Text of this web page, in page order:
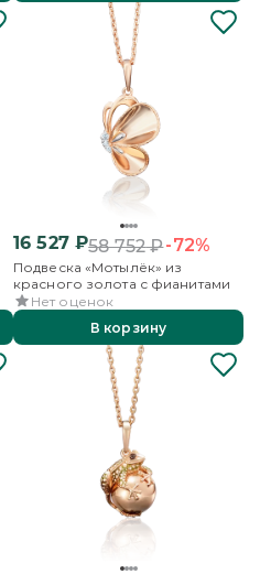
16 527₽58 752₽-72%
Подвеска «Мотылёк» из
красного золота с фианитами
Нет оценок
В корзину